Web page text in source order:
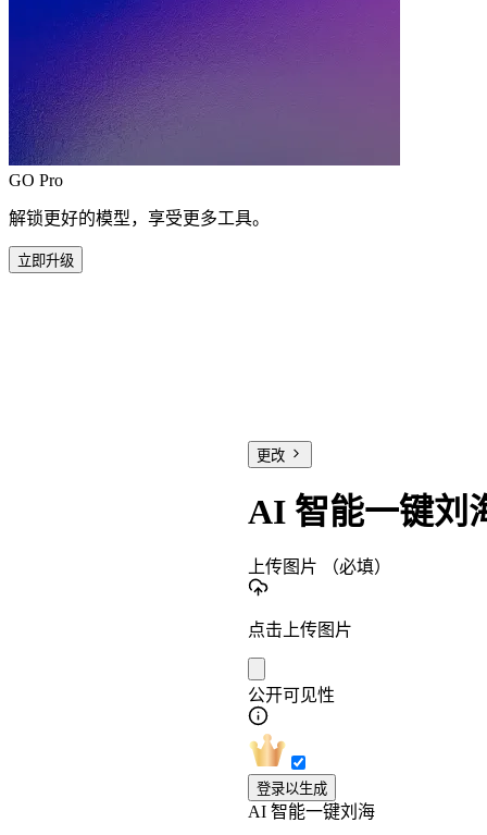
GO Pro
解锁更好的模型，享受更多工具。
立即升级
更改
AI 智能一键刘
上传图片 （必填）
点击上传图片
公开可见性
登录以生成
AI 智能一键刘海